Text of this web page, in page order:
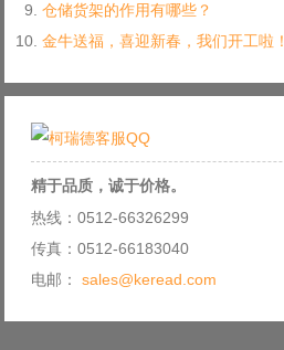
仓储货架的作用有哪些？
金牛送福，喜迎新春，我们开工啦！
精于品质，诚于价格。
热线：0512-66326299
传真：0512-66183040
电邮： sales@keread.com